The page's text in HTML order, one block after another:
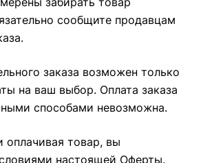
сообщите продавцам
заказа возможен только
на ваш выбор. Оплата заказа
способами невозможна.
оплачивая товар, вы
настоящей Оферты.